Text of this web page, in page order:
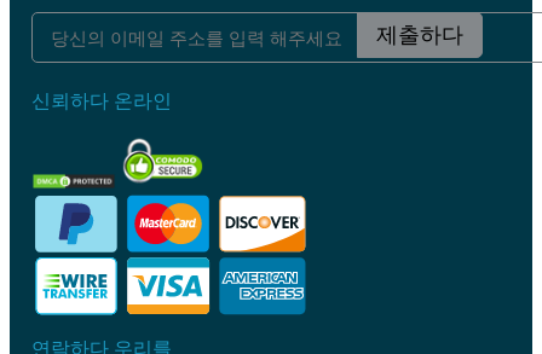
제출하다
신뢰하다 온라인
연락하다 우리를